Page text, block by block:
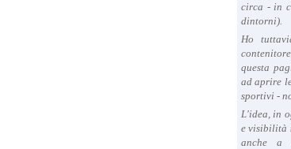
circa - in
dintorni).
Ho
questa
ad aprire
sportivi -
L'idea, in
e visibilità
anche a